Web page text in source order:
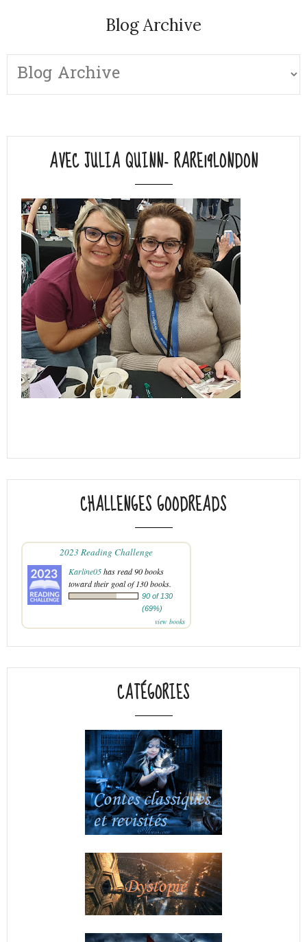
Blog Archive
AVEC JULIA QUINN- RARE19LONDON
CHALLENGES GOODREADS
2023 Reading Challenge
Karline05has read 90 books
toward their goal of 130 books.
90 of 130
(69%)
view books
CATÉGORIES